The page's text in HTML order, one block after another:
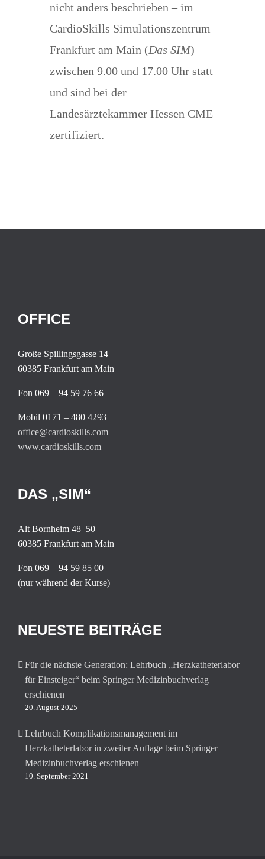
nicht anders beschrieben – im
CardioSkills Simulationszentrum
Frankfurt am Main (Das SIM)
zwischen 9.00 und 17.00 Uhr statt
und sind bei der
Landesärztekammer Hessen CME
zertifiziert.
OFFICE
Große Spillingsgasse 14
60385 Frankfurt am Main
Fon 069 – 94 59 76 66
Mobil 0171 – 480 4293
office@cardioskills.com
www.cardioskills.com
DAS „SIM“
Alt Bornheim 48–50
60385 Frankfurt am Main
Fon 069 – 94 59 85 00
(nur während der Kurse)
NEUESTE BEITRÄGE
Für die nächste Generation: Lehrbuch „Herzkatheterlabor
für Einsteiger“ beim Springer Medizinbuchverlag
erschienen
20. August 2025
Lehrbuch Komplikationsmanagement im
Herzkatheterlabor in zweiter Auflage beim Springer
Medizinbuchverlag erschienen
10. September 2021